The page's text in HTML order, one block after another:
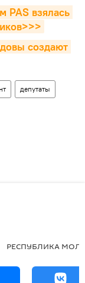
PAS взялась
создают
депутаты
РЕСПУБЛИКА